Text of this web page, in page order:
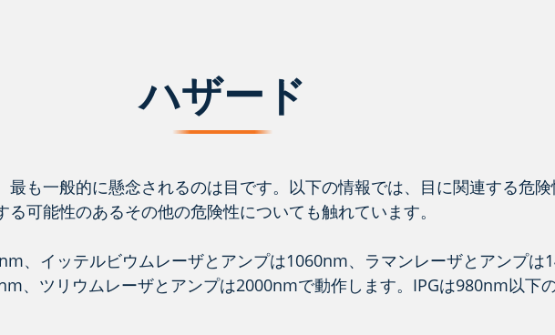
ハザード
最も一般的に懸念されるのは目です。以下の情報では、目に関連する危
可能性のあるその他の危険性についても触れています。
、イッテルビウムレーザとアンプは1060nm、ラマンレーザとアンプは
、ツリウムレーザとアンプは2000nmで動作します。IPGは980nm以下